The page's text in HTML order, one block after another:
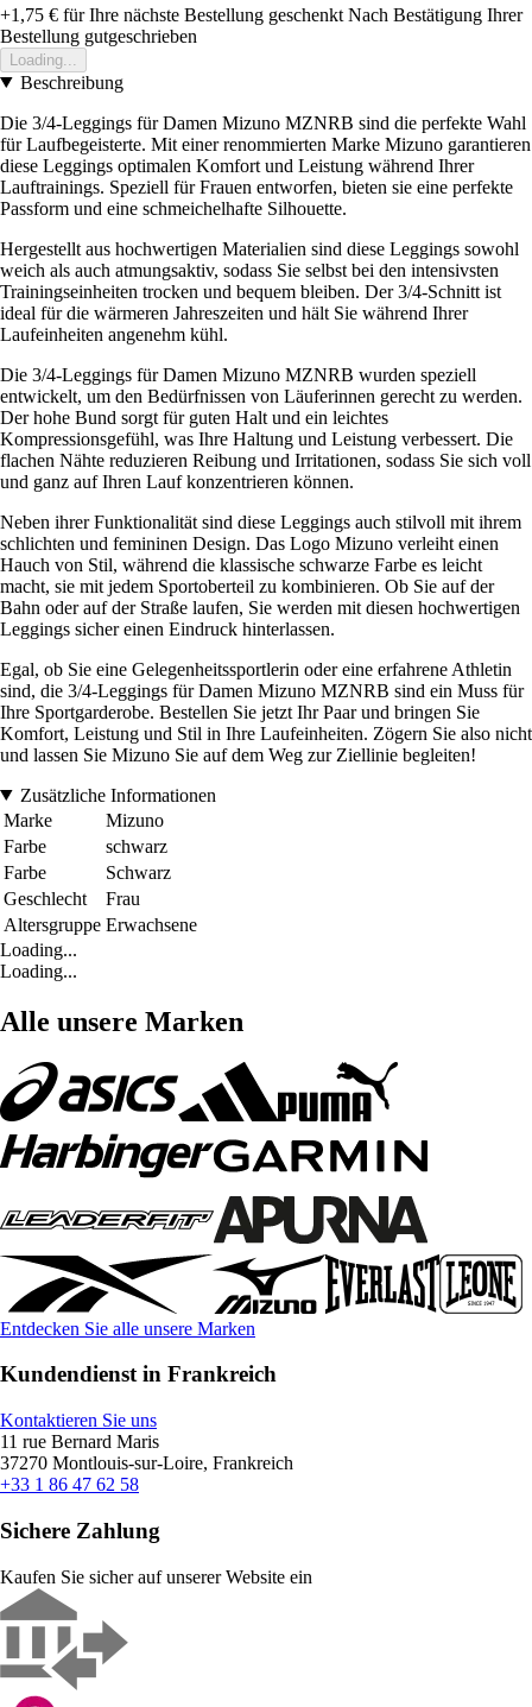
+1,75 € für Ihre nächste Bestellung geschenkt Nach Bestätigung Ihrer
Bestellung gutgeschrieben
Loading...
Beschreibung
Die 3/4-Leggings für Damen Mizuno MZNRB sind die perfekte Wahl
für Laufbegeisterte. Mit einer renommierten Marke Mizuno garantieren
diese Leggings optimalen Komfort und Leistung während Ihrer
Lauftrainings. Speziell für Frauen entworfen, bieten sie eine perfekte
Passform und eine schmeichelhafte Silhouette.
Hergestellt aus hochwertigen Materialien sind diese Leggings sowohl
weich als auch atmungsaktiv, sodass Sie selbst bei den intensivsten
Trainingseinheiten trocken und bequem bleiben. Der 3/4-Schnitt ist
ideal für die wärmeren Jahreszeiten und hält Sie während Ihrer
Laufeinheiten angenehm kühl.
Die 3/4-Leggings für Damen Mizuno MZNRB wurden speziell
entwickelt, um den Bedürfnissen von Läuferinnen gerecht zu werden.
Der hohe Bund sorgt für guten Halt und ein leichtes
Kompressionsgefühl, was Ihre Haltung und Leistung verbessert. Die
flachen Nähte reduzieren Reibung und Irritationen, sodass Sie sich voll
und ganz auf Ihren Lauf konzentrieren können.
Neben ihrer Funktionalität sind diese Leggings auch stilvoll mit ihrem
schlichten und femininen Design. Das Logo Mizuno verleiht einen
Hauch von Stil, während die klassische schwarze Farbe es leicht
macht, sie mit jedem Sportoberteil zu kombinieren. Ob Sie auf der
Bahn oder auf der Straße laufen, Sie werden mit diesen hochwertigen
Leggings sicher einen Eindruck hinterlassen.
Egal, ob Sie eine Gelegenheitssportlerin oder eine erfahrene Athletin
sind, die 3/4-Leggings für Damen Mizuno MZNRB sind ein Muss für
Ihre Sportgarderobe. Bestellen Sie jetzt Ihr Paar und bringen Sie
Komfort, Leistung und Stil in Ihre Laufeinheiten. Zögern Sie also nicht
und lassen Sie Mizuno Sie auf dem Weg zur Ziellinie begleiten!
Zusätzliche Informationen
Marke
Mizuno
Farbe
schwarz
Farbe
Schwarz
Geschlecht
Frau
Altersgruppe Erwachsene
Loading...
Loading...
Alle unsere Marken
Entdecken Sie alle unsere Marken
Kundendienst in Frankreich
Kontaktieren Sie uns
11 rue Bernard Maris
37270 Montlouis-sur-Loire, Frankreich
+33 1 86 47 62 58
Sichere Zahlung
Kaufen Sie sicher auf unserer Website ein